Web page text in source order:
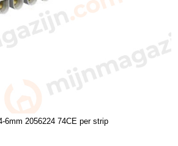
6mm 2056224 74CE per strip